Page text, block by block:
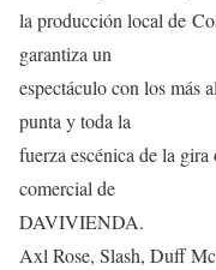
la producción local de
garantiza un
espectáculo con los más
punta y toda la
fuerza escénica de la
comercial de
DAVIVIENDA.
Axl Rose, Slash, Duff